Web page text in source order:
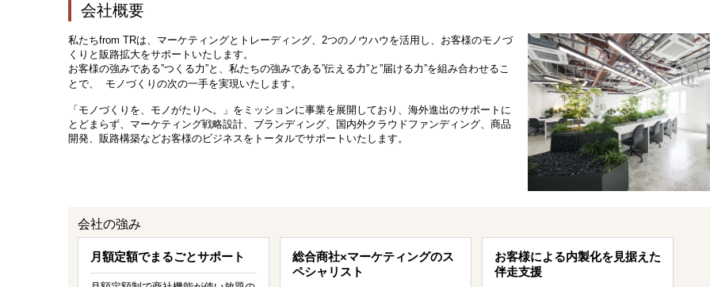
会社概要
私たちfrom TRは、マーケティングとトレーディング、2つのノウハウを活用し、お客様のモノづ
くりと販路拡大をサポートいたします。
お客様の強みである”つくる力”と、私たちの強みである”伝える力”と”届ける力”を組み合わせるこ
とで、 モノづくりの次の一手を実現いたします。
「モノづくりを、モノがたりへ。」をミッションに事業を展開しており、海外進出のサポートに
とどまらず、マーケティング戦略設計、ブランディング、国内外クラウドファンディング、商品
開発、販路構築などお客様のビジネスをトータルでサポートいたします。
会社の強み
月額定額でまるごとサポート
総合商社×マーケティングのス
ペシャリスト
お客様による内製化を見据えた
伴走支援